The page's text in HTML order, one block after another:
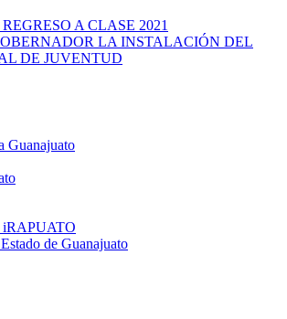
A CLASE 2021
LA INSTALACIÓN DEL
DE JUVENTUD
Guanajuato
de Guanajuato